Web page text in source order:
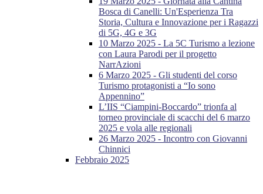
Bosca di Canelli: Un'Esperienza Tra
Storia, Cultura e Innovazione per i Ragazzi
di 5G, 4G e 3G
10 Marzo 2025 - La 5C Turismo a lezione
con Laura Parodi per il progetto
NarrAzioni
6 Marzo 2025 - Gli studenti del corso
Turismo protagonisti a “Io sono
Appennino”
L’IIS “Ciampini-Boccardo” trionfa al
torneo provinciale di scacchi del 6 marzo
2025 e vola alle regionali
26 Marzo 2025 - Incontro con Giovanni
Chinnici
Febbraio 2025